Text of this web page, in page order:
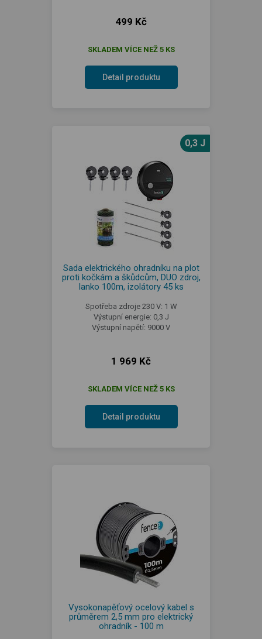
499 Kč
SKLADEM VÍCE NEŽ 5 KS
Detail produktu
0,3 J
Sada elektrického ohradníku na plot
proti kočkám a škůdcům, DUO zdroj,
lanko 100m, izolátory 45 ks
Spotřeba zdroje 230 V: 1 W
Výstupní energie: 0,3 J
Výstupní napětí: 9000 V
1 969 Kč
SKLADEM VÍCE NEŽ 5 KS
Detail produktu
Vysokonapěťový ocelový kabel s
průměrem 2,5 mm pro elektrický
ohradník - 100 m